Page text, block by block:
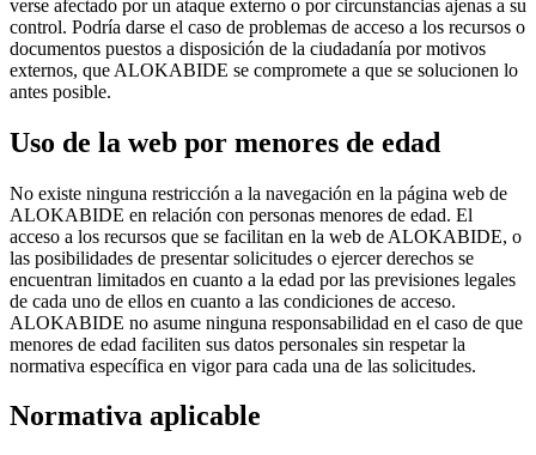
verse afectado por un ataque externo o por circunstancias ajenas a su
control. Podría darse el caso de problemas de acceso a los recursos o
documentos puestos a disposición de la ciudadanía por motivos
externos, que ALOKABIDE se compromete a que se solucionen lo
antes posible.
Uso de la web por menores de edad
No existe ninguna restricción a la navegación en la página web de
ALOKABIDE en relación con personas menores de edad. El
acceso a los recursos que se facilitan en la web de ALOKABIDE, o
las posibilidades de presentar solicitudes o ejercer derechos se
encuentran limitados en cuanto a la edad por las previsiones legales
de cada uno de ellos en cuanto a las condiciones de acceso.
ALOKABIDE no asume ninguna responsabilidad en el caso de que
menores de edad faciliten sus datos personales sin respetar la
normativa específica en vigor para cada una de las solicitudes.
Normativa aplicable